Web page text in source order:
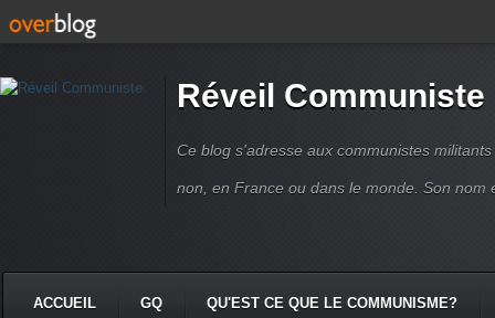
Réveil Communiste
Ce blog s'adresse aux communistes
non, en France ou dans le monde. Son nom
ACCUEIL GQ QU'EST CE QUE LE COMMUNISME?